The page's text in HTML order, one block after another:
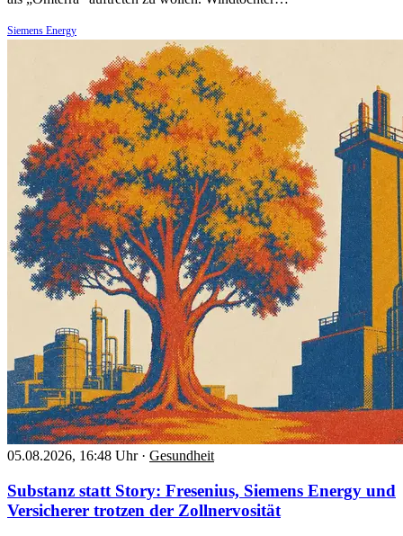
Siemens Energy
05.08.2026, 16:48 Uhr · Gesundheit
Substanz statt Story: Fresenius, Siemens Energy und
Versicherer trotzen der Zollnervosität